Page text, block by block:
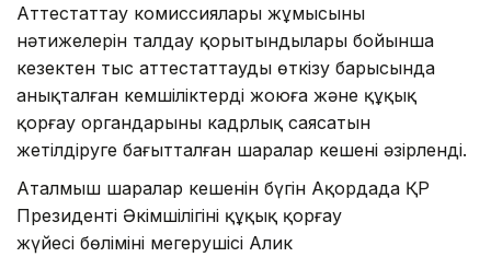
Аттестаттау комиссиялары жұмысының
нәтижелерін талдау қорытындылары бойынша
кезектен тыс аттестаттауды өткізу барысында
анықталған кемшіліктерді жоюға және құқық
қорғау органдарының кадрлық саясатын
жетілдіруге бағытталған шаралар кешені әзірленді.
Аталмыш шаралар кешенін бүгін Ақордада ҚР
Президенті Әкімшілігінің құқық қорғау
жүйесі бөлімінің меңгерушісі Алик